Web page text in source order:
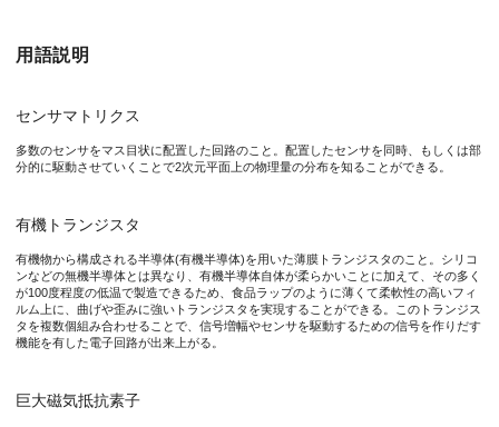
研究の背景
この柔軟な磁気センサシートシステムを用いることで、従来の
用語説明
センサマトリクス
多数のセンサをマス目状に配置した回路のこと。配置したセンサを同時、もしくは部
分的に駆動させていくことで2次元平面上の物理量の分布を知ることができる。
有機トランジスタ
有機物から構成される半導体(有機半導体)を用いた薄膜トランジスタのこと。シリコ
ンなどの無機半導体とは異なり、有機半導体自体が柔らかいことに加えて、その多く
が100度程度の低温で製造できるため、食品ラップのように薄くて柔軟性の高いフィ
ルム上に、曲げや歪みに強いトランジスタを実現することができる。このトランジス
タを複数個組み合わせることで、信号増幅やセンサを駆動するための信号を作りだす
機能を有した電子回路が出来上がる。
巨大磁気抵抗素子